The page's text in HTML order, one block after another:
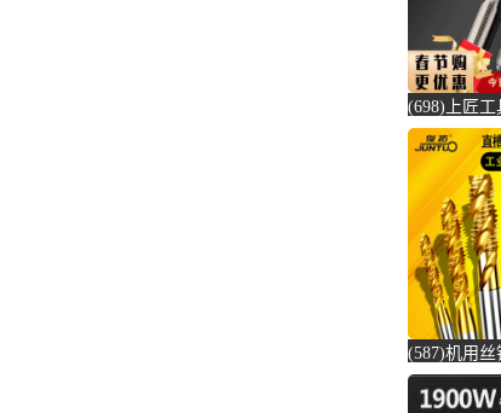
(698)上匠
用丝锥攻螺
攻套丝m-
旗舰店仅售
(587)机用丝
攻丝m3钻头
锈-螺纹钢(